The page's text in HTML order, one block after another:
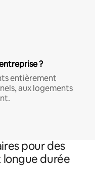
?
entièrement
aux logements
pour des
durée